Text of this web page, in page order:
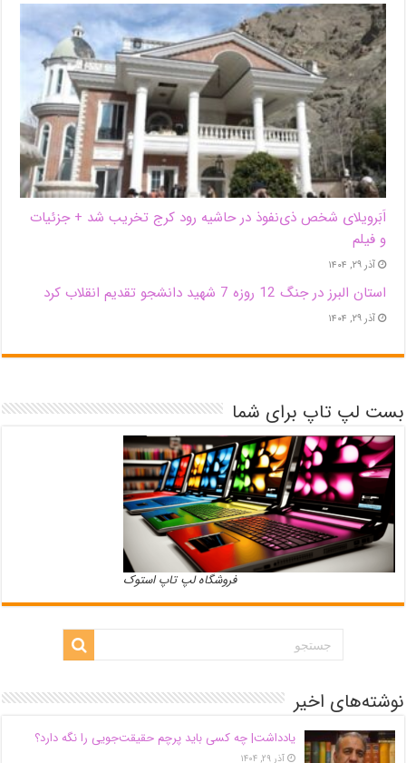
اَبَر‌ویلای شخص ذی‌نفوذ در حاشیه‌ رود کرج تخریب شد + جزئیات
و فیلم
آذر ۲۹, ۱۴۰۴
استان البرز در جنگ 12 روزه 7 شهید دانشجو تقدیم انقلاب کرد
آذر ۲۹, ۱۴۰۴
بست لپ تاپ برای شما
فروشگاه لپ تاپ استوک
نوشته‌های اخیر
یادداشت| ‌چه کسی باید پرچم حقیقت‌جویی را نگه دارد؟
آذر ۲۹, ۱۴۰۴